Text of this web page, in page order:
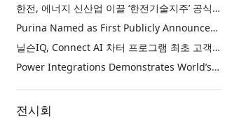
한전, 에너지 신산업 이끌 ‘한전기술지주’ 공식 출범
Purina Named as First Publicly Announced NIQ ConnectAI Charter Client
닐슨IQ, Connect AI 차터 프로그램 최초 고객사 ‘퓨리나’ 선정
Power Integrations Demonstrates World’s First 2200 V GaN Technology for Next-Era High-Voltage Power Systems
전시회